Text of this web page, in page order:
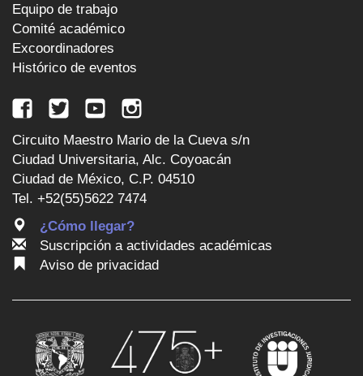
Equipo de trabajo
Comité académico
Excoordinadores
Histórico de eventos
Circuito Maestro Mario de la Cueva s/n
Ciudad Universitaria, Alc. Coyoacán
Ciudad de México, C.P. 04510
Tel. +52(55)5622 7474
¿Cómo llegar?
Suscripción a actividades académicas
Aviso de privacidad